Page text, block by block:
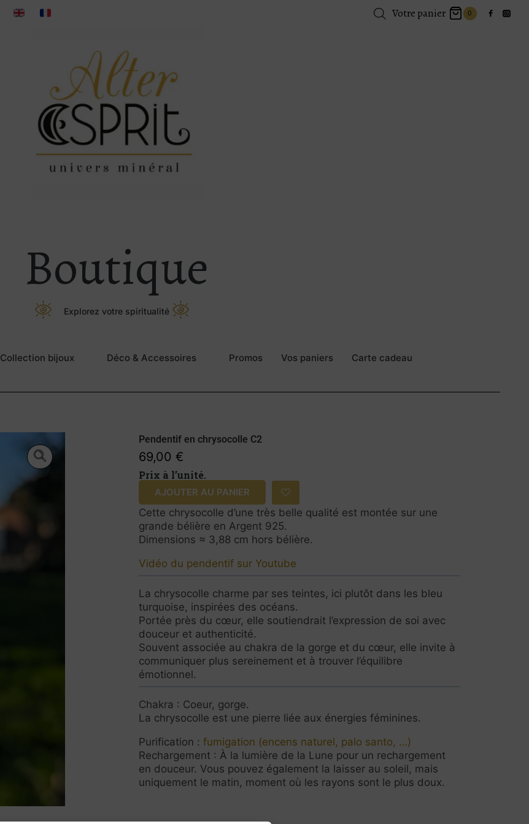
Votre panier 0
Boutique
Explorez votre spiritualité
Collection bijoux Déco & Accessoires Promos Vos paniers Carte cadeau
Pendentif en chrysocolle C2
69,00 €
Prix à l’unité.
AJOUTER AU PANIER
Cette chrysocolle d’une très belle qualité est montée sur une
grande bélière en Argent 925.
Dimensions ≈ 3,88 cm hors bélière.
Vidéo du pendentif sur Youtube
La chrysocolle charme par ses teintes, ici plutôt dans les bleu
turquoise, inspirées des océans.
Portée près du cœur, elle soutiendrait l’expression de soi avec
douceur et authenticité.
Souvent associée au chakra de la gorge et du cœur, elle invite à
communiquer plus sereinement et à trouver l’équilibre
émotionnel.
Chakra : Coeur, gorge.
La chrysocolle est une pierre liée aux énergies féminines.
Purification : fumigation (encens naturel, palo santo, …)
Rechargement : À la lumière de la Lune pour un rechargement
en douceur. Vous pouvez également la laisser au soleil, mais
uniquement le matin, moment où les rayons sont le plus doux.